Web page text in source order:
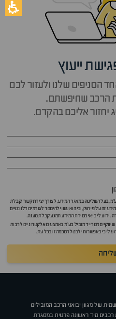
ייעוץ
הסניפים שלנו ולעזור לכם
הרכב שחיפשתם.
יחזור אליכם בהקדם.
בעל השליטה במאגר המידע, לצורך יצירת קשר וקבלת
זה על פי חוק, וכי הוא עשוי להימסר לגורמים רלוונטיים
ידוע לי כי אי מסירת המידע תמנע קבלת מענה.
מטרייד מוביל בע"מ באמצעים אלקטרוניים לרבות
של מגוון יבואני הרכב המובילים
מיד ראשונה פרטית במסגרת